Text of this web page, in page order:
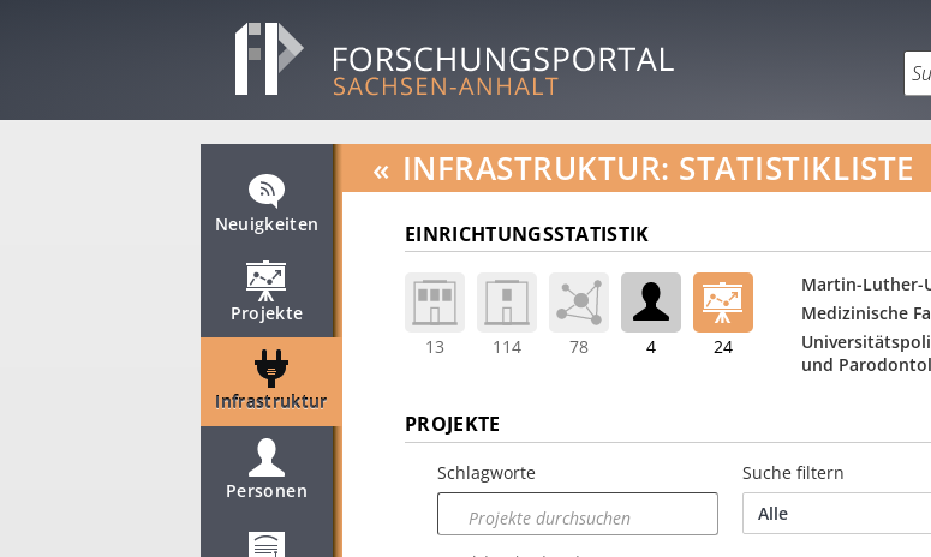
Neuigkeiten
Projekte
Infrastruktur
Personen
« INFRASTRUKTUR: STATISTIKLISTE
EINRICHTUNGSSTATISTIK
13 114 78 4 24
Martin-Luther-
Medizinische
und
PROJEKTE
Schlagworte
Projekte durchsuchen
Suche filtern
Alle